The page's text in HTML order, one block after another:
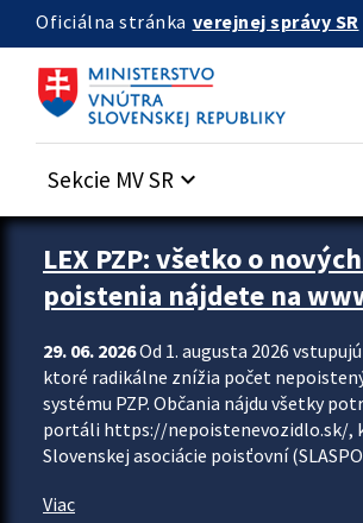
Preskocit na hlavný obsah
Oficiálna stránka verejnej správy SR
Sekcie MV SR keyboard_arrow_down
Zastavit automatický posun upútavok
LEX PZP: všetko o
poistenia nájdete na
29. 06. 2026Od 1. augusta 2026
ktoré radikálne znížia počet
systému PZP. Občania nájdu všetky
portáli https://nepoistenevozidlo.sk/,
Slovenskej asociácie poisťovní
Viac